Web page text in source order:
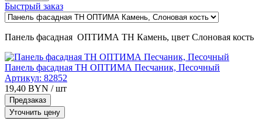
Быстрый заказ
Панель фасадная ОПТИМА ТН Камень, цвет Слоновая кость
Панель фасадная ТН ОПТИМА Песчаник, Песочный
Артикул: 82852
19,40 BYN / шт
Предзаказ
Уточнить цену